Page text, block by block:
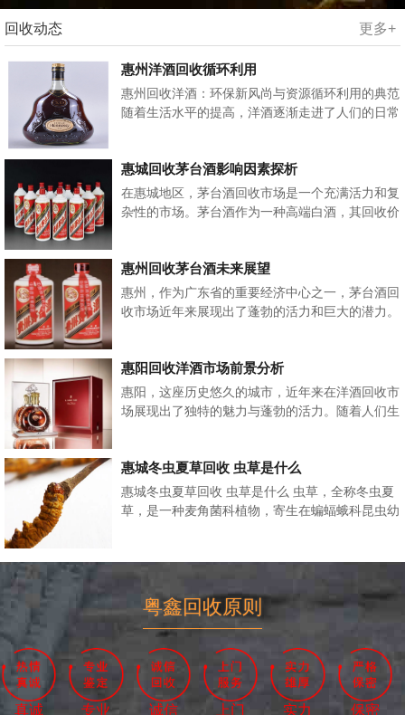
更多+
回收动态
惠州洋酒回收循环利用
惠州回收洋酒：环保新风尚与资源循环利用的典范
随着生活水平的提高，洋酒逐渐走进了人们的日常
惠城回收茅台酒影响因素探析
在惠城地区，茅台酒回收市场是一个充满活力和复
杂性的市场。茅台酒作为一种高端白酒，其回收价
惠州回收茅台酒未来展望
惠州，作为广东省的重要经济中心之一，茅台酒回
收市场近年来展现出了蓬勃的活力和巨大的潜力。
惠阳回收洋酒市场前景分析
惠阳，这座历史悠久的城市，近年来在洋酒回收市
场展现出了独特的魅力与蓬勃的活力。随着人们生
惠城冬虫夏草回收 虫草是什么
惠城冬虫夏草回收 虫草是什么 虫草，全称冬虫夏
草，是一种麦角菌科植物，寄生在蝙蝠蛾科昆虫幼
粤鑫回收原则
真诚 专业 诚信 上门 实力 保密